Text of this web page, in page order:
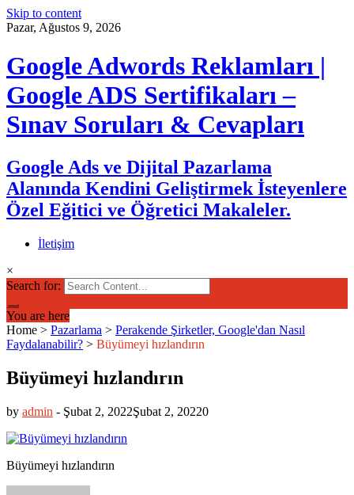
Skip to content
Pazar, Ağustos 9, 2026
Google Adwords Reklamları |
Google ADS Sertifikaları –
Sınav Soruları & Cevapları
Google Ads ve Dijital Pazarlama
Alanında Kendini Geliştirmek İsteyenlere
Özel Eğitici ve Öğretici Makaleler.
İletişim
×
Search for:
You are here
Home > Pazarlama > Perakende Şirketler, Google'dan Nasıl
Faydalanabilir? > Büyümeyi hızlandırın
Büyümeyi hızlandırın
by admin - Şubat 2, 2022Şubat 2, 20220
Büyümeyi hızlandırın